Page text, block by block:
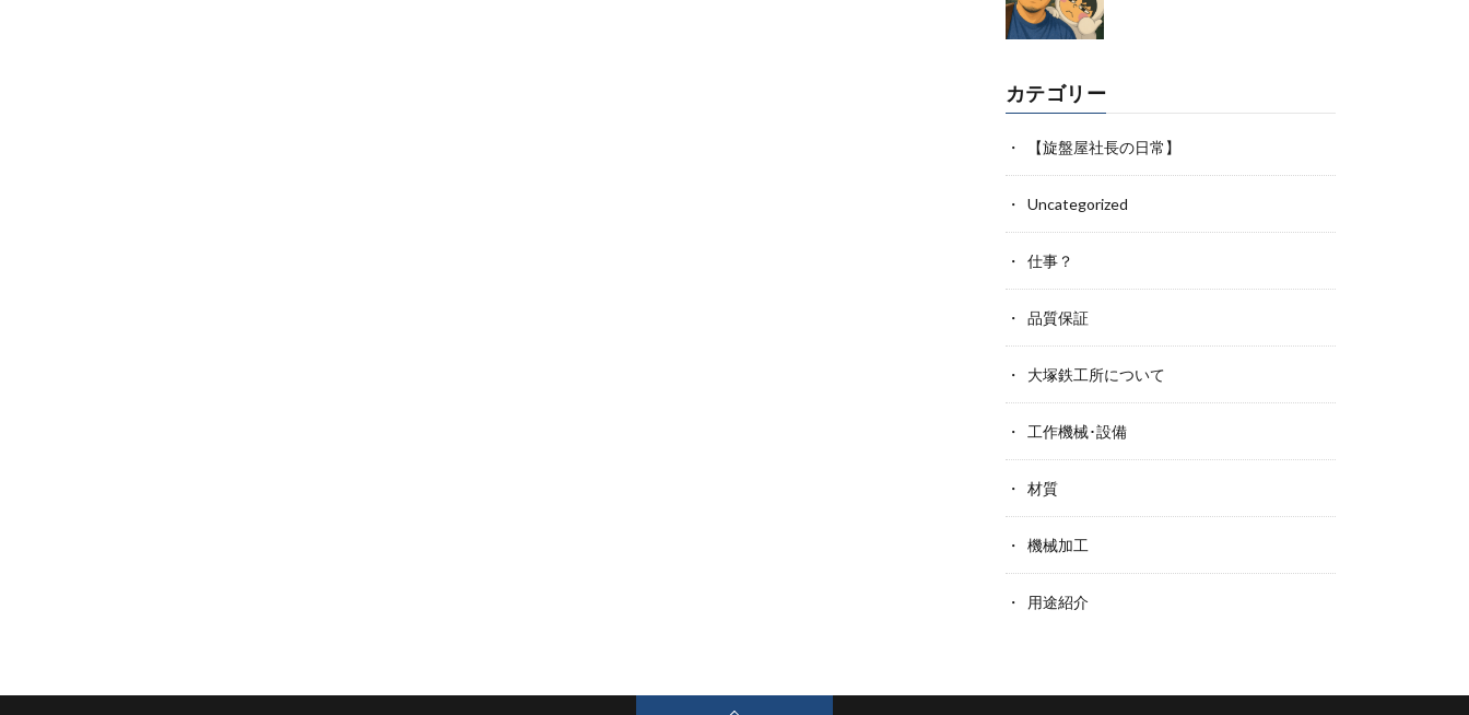
カテゴリー
【旋盤屋社長の日常】
Uncategorized
仕事？
品質保証
大塚鉄工所について
工作機械･設備
材質
機械加工
用途紹介